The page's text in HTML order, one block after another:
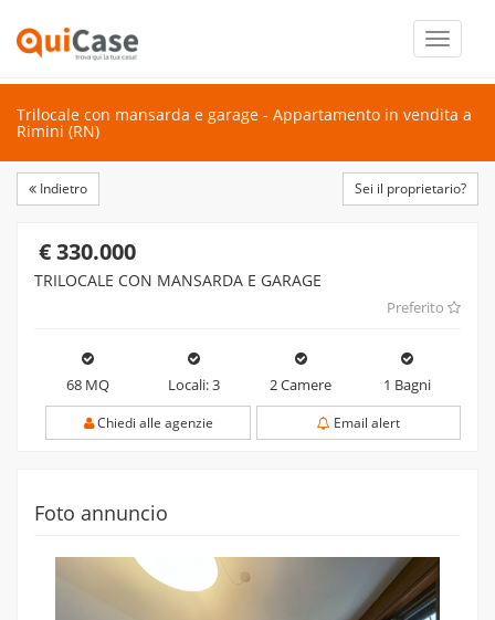
Toggle
Trilocale con mansarda e garage - Appartamento in vendita a
Rimini (RN)
Indietro Sei il proprietario?
€ 330.000
TRILOCALE CON MANSARDA E GARAGE
Preferito
68 MQ Locali: 3 2 Camere 1 Bagni
Email alert
Chiedi alle agenzie
Foto annuncio